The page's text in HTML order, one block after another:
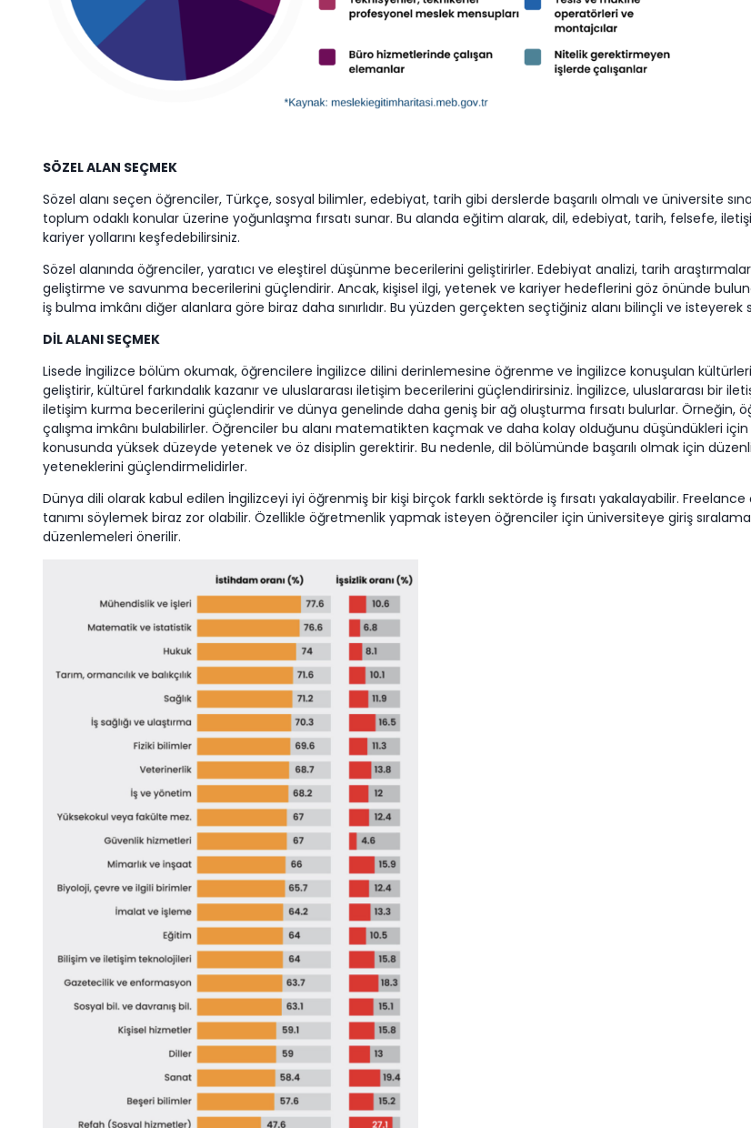
SÖZEL ALAN SEÇMEK
Sözel alanı seçen öğrenciler, Türkçe, sosyal bilimler, edebiyat, tarih gibi derslerde başarılı olmalı ve üniversite
toplum odaklı konular üzerine yoğunlaşma fırsatı sunar. Bu alanda eğitim alarak, dil, edebiyat, tarih, felsefe,
kariyer yollarını keşfedebilirsiniz.
Sözel alanında öğrenciler, yaratıcı ve eleştirel düşünme becerilerini geliştirirler. Edebiyat analizi, tarih
geliştirme ve savunma becerilerini güçlendirir. Ancak, kişisel ilgi, yetenek ve kariyer hedeflerini göz önünde
iş bulma imkânı diğer alanlara göre biraz daha sınırlıdır. Bu yüzden gerçekten seçtiğiniz alanı bilinçli ve
DİL ALANI SEÇMEK
Lisede İngilizce bölüm okumak, öğrencilere İngilizce dilini derinlemesine öğrenme ve İngilizce konuşulan
geliştirir, kültürel farkındalık kazanır ve uluslararası iletişim becerilerini güçlendirirsiniz. İngilizce, uluslararası bir
iletişim kurma becerilerini güçlendirir ve dünya genelinde daha geniş bir ağ oluşturma fırsatı bulurlar. Örneğin,
çalışma imkânı bulabilirler. Öğrenciler bu alanı matematikten kaçmak ve daha kolay olduğunu düşündükleri
konusunda yüksek düzeyde yetenek ve öz disiplin gerektirir. Bu nedenle, dil bölümünde başarılı olmak için
yeteneklerini güçlendirmelidirler.
Dünya dili olarak kabul edilen İngilizceyi iyi öğrenmiş bir kişi birçok farklı sektörde iş fırsatı yakalayabilir.
tanımı söylemek biraz zor olabilir. Özellikle öğretmenlik yapmak isteyen öğrenciler için üniversiteye giriş
düzenlemeleri önerilir.